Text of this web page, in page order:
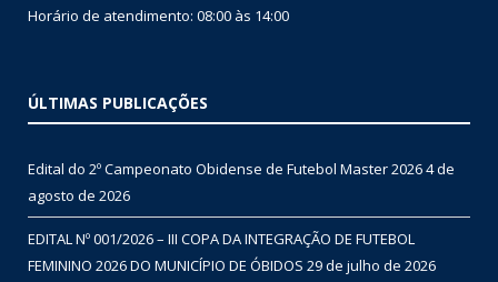
Horário de atendimento: 08:00 às 14:00
ÚLTIMAS PUBLICAÇÕES
Edital do 2º Campeonato Obidense de Futebol Master 20264 de
agosto de 2026
EDITAL Nº 001/2026 – III COPA DA INTEGRAÇÃO DE FUTEBOL
FEMININO 2026 DO MUNICÍPIO DE ÓBIDOS 29 de julho de 2026